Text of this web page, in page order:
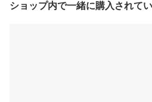
ショップ内で一緒に購入されて